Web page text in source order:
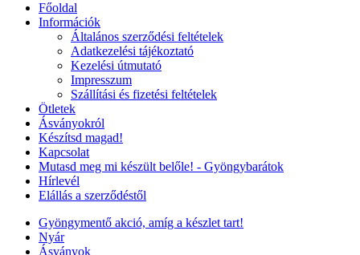
Főoldal
Információk
Általános szerződési feltételek
Adatkezelési tájékoztató
Kezelési útmutató
Impresszum
Szállítási és fizetési feltételek
Ötletek
Ásványokról
Készítsd magad!
Kapcsolat
Mutasd meg mi készült belőle! - Gyöngybarátok
Hírlevél
Elállás a szerződéstől
Gyöngymentő akció, amíg a készlet tart!
Nyár
Ásványok